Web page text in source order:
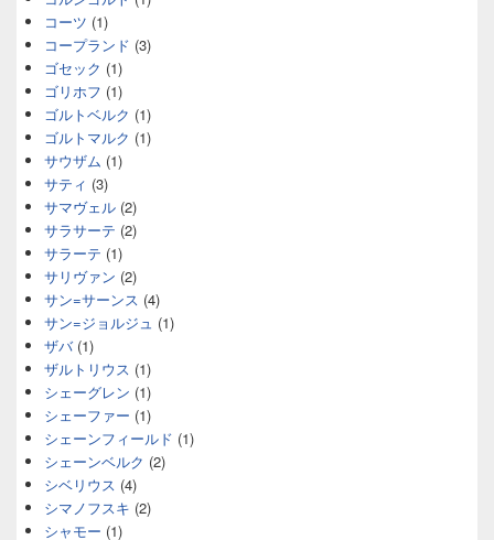
コーツ (1)
コープランド (3)
ゴセック (1)
ゴリホフ (1)
ゴルトベルク (1)
ゴルトマルク (1)
サウザム (1)
サティ (3)
サマヴェル (2)
サラサーテ (2)
サラーテ (1)
サリヴァン (2)
サン=サーンス (4)
サン=ジョルジュ (1)
ザバ(1)
ザルトリウス (1)
シェーグレン (1)
シェーファー (1)
シェーンフィールド (1)
シェーンベルク (2)
シベリウス (4)
シマノフスキ (2)
シャモー (1)